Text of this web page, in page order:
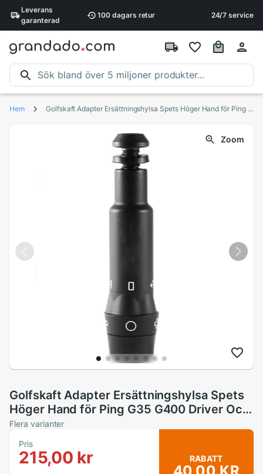
Leverans
garanterad
100 dagars retur 24/7 service
Hem Golfskaft Adapter Ersättningshylsa Spets Höger Hand för Ping G35 G400 Driver Och Kölla
Zoom
Golfskaft Adapter Ersättningshylsa Spets
Höger Hand för Ping G35 G400 Driver Och
Kölla
Flera varianter
Pris
215,00 kr RABATT